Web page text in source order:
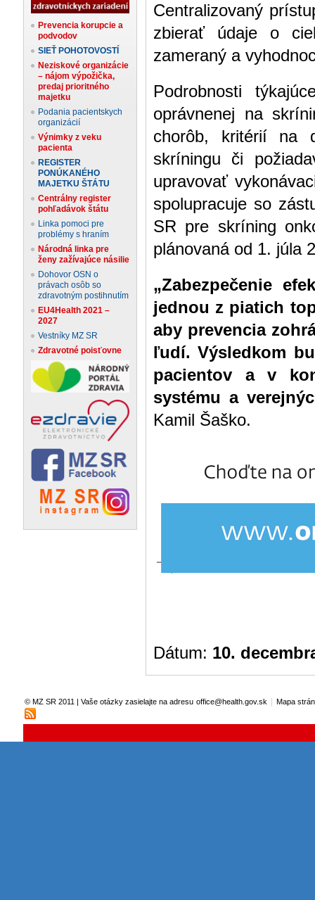
Prevencia korupcie a
podvodov
SIEŤ POHOTOVOSTÍ
Neziskové organizácie
– nájom výpožička,
predaj prioritného
majetku
Podania pacientskych
organizácií
Výnimky z veku
pacienta
REGISTER
PONÚKANÉHO
MAJETKU ŠTÁTU
Centrálny register
pohľadávok štátu
Linka pomoci pre
problémy s hraním
Národná linka pre
ženy zažívajúce násilie
Dohovor OSN o
právach osôb so
zdravotným postihnutím
EU4Health 2021 –
2027
Vestníky MZ SR
Zdravotné poisťovne
Centralizovaný
zbierať údaje o
zameraný a
Podrobnosti
oprávnenej na
chorôb, kritérií na
skríningu či
upravovať
spolupracuje so
SR pre skríning
plánovaná od 1. júla
„Zabezpečenie
jednou z piatich
aby prevencia
ľudí. Výsledkom
pacientov a v
systému a
Kamil Šaško.
Dátum: 10.
© MZ SR 2011 | Vaše otázky zasielajte na adresu office@health.gov.sk Mapa